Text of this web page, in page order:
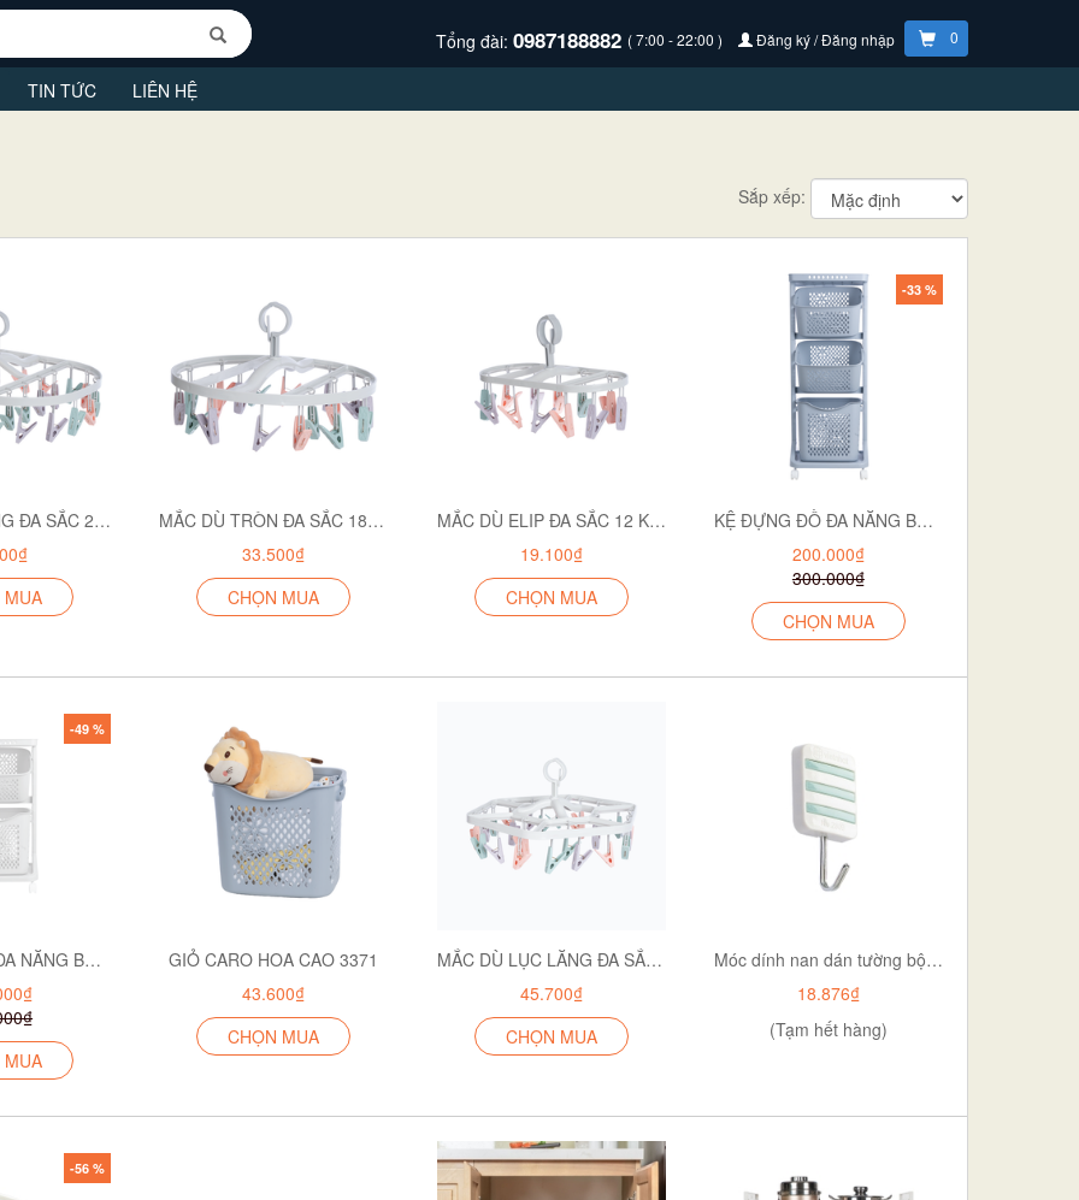
Tổng đài: 0987188882 ( 7:00 - 22:00 ) Đăng ký / Đăng nhập 0
TIN TỨC LIÊN HỆ
Sắp xếp:
MẮC DÙ VUÔNG ĐA SẮC 24 KẸP 2799
MUA
MẮC DÙ TRÒN ĐA SẮC 18 KẸP 2798
33.500₫
CHỌN MUA
MẮC DÙ ELIP ĐA SẮC 12 KẸP 2800
19.100₫
CHỌN MUA
KỆ ĐỰNG ĐỒ ĐA NĂNG BÉ 5560-3
200.000₫
300.000₫
-33 %
CHỌN MUA
KỆ ĐỰNG ĐỒ ĐA NĂNG BÉ 2T 5560-2
-49 %
MUA
GIỎ CARO HOA CAO 3371
43.600₫
CHỌN MUA
MẮC DÙ LỤC LĂNG ĐA SẮC 24 KẸP 2797
45.700₫
CHỌN MUA
Móc dính nan dán tường bộ 4-2809-4
18.876₫
(Tạm hết hàng)
-56 %